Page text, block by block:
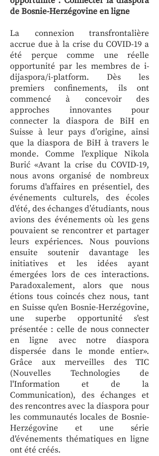
de Bosnie-Herzégovine en ligne
La connexion transfrontalière
accrue due à la crise du COVID-19 a
été perçue comme une réelle
opportunité par les membres de i-
dijaspora/i-platform. Dès les
premiers confinements, ils ont
commencé à concevoir des
approches innovantes pour
connecter la diaspora de BiH en
Suisse à leur pays d’origine, ainsi
que la diaspora de BiH à travers le
monde. Comme l'explique Nikola
Burić «Avant la crise du COVID-19,
nous avons organisé de nombreux
forums d'affaires en présentiel, des
événements culturels, des écoles
d'été, des échanges d’étudiants, nous
avions des événements où les gens
pouvaient se rencontrer et partager
leurs expériences. Nous pouvions
ensuite soutenir davantage les
initiatives et les idées ayant
émergées lors de ces interactions.
Paradoxalement, alors que nous
étions tous coincés chez nous, tant
en Suisse qu'en Bosnie-Herzégovine,
une superbe opportunité s'est
présentée : celle de nous connecter
en ligne avec notre diaspora
dispersée dans le monde entier».
Grâce aux merveilles des TIC
(Nouvelles Technologies de
l'Information et de la
Communication), des échanges et
des rencontres avec la diaspora pour
les communautés locales de Bosnie-
Herzégovine et une série
d'événements thématiques en ligne
ont été créés.